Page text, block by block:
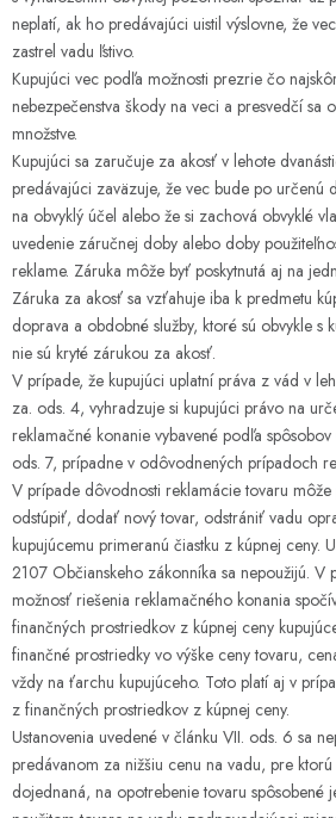
neplatí, ak ho predávajúci uistil výslovne, že
zastrel vadu ľstivo.
Kupujúci vec podľa možnosti prezrie čo
nebezpečenstva škody na veci a presvedčí sa
množstve.
Kupujúci sa zaručuje za akosť v lehote
predávajúci zaväzuje, že vec bude po určenú
na obvyklý účel alebo že si zachová obvyklé
uvedenie záručnej doby alebo doby
reklame. Záruka môže byť poskytnutá aj na
Záruka za akosť sa vzťahuje iba k predmetu
doprava a obdobné služby, ktoré sú obvykle s
nie sú kryté zárukou za akosť.
V prípade, že kupujúci uplatní práva z vád v
za. ods. 4, vyhradzuje si kupujúci právo na
reklamačné konanie vybavené podľa
ods. 7, prípadne v odôvodnených prípadoch
V prípade dôvodnosti reklamácie tovaru
odstúpiť, dodať nový tovar, odstrániť vadu
kupujúcemu primeranú čiastku z kúpnej ceny.
2107 Občianskeho zákonníka sa nepoužijú. V
možnosť riešenia reklamačného konania
finančných prostriedkov z kúpnej ceny
finančné prostriedky vo výške ceny tovaru,
vždy na ťarchu kupujúceho. Toto platí aj v
z finančných prostriedkov z kúpnej ceny.
Ustanovenia uvedené v článku VII. ods. 6 sa
predávanom za nižšiu cenu na vadu, pre
dojednaná, na opotrebenie tovaru spôsobené